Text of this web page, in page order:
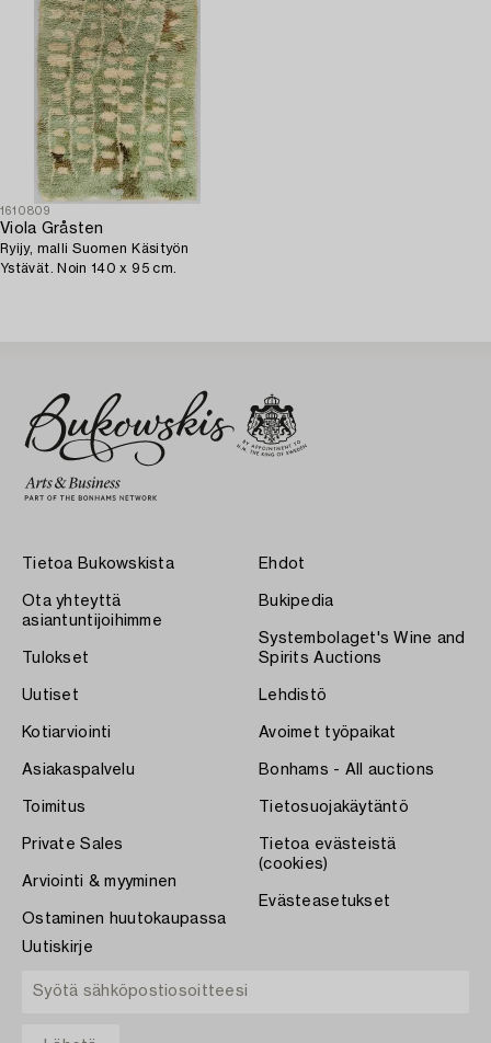
1610809
Viola Gråsten
Ryijy, malli Suomen Käsityön
Ystävät. Noin 140 x 95 cm.
Tietoa Bukowskista
Ota yhteyttä
asiantuntijoihimme
Tulokset
Uutiset
Kotiarviointi
Asiakaspalvelu
Toimitus
Private Sales
Arviointi & myyminen
Ostaminen huutokaupassa
Ehdot
Bukipedia
Systembolaget's Wine and
Spirits Auctions
Lehdistö
Avoimet työpaikat
Bonhams - All auctions
Tietosuojakäytäntö
Tietoa evästeistä
(cookies)
Evästeasetukset
Uutiskirje